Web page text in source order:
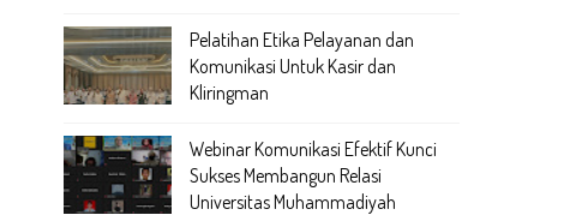
Pelatihan Etika Pelayanan dan
Komunikasi Untuk Kasir dan
Kliringman
Webinar Komunikasi Efektif Kunci
Sukses Membangun Relasi
Universitas Muhammadiyah